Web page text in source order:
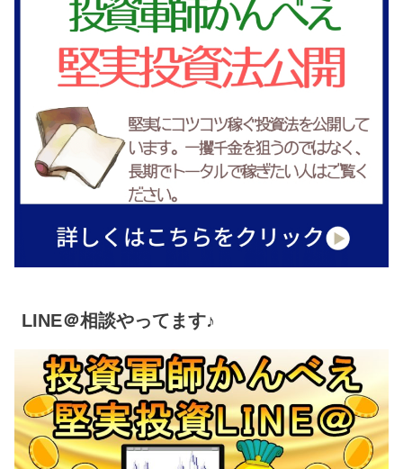
LINE＠相談やってます♪